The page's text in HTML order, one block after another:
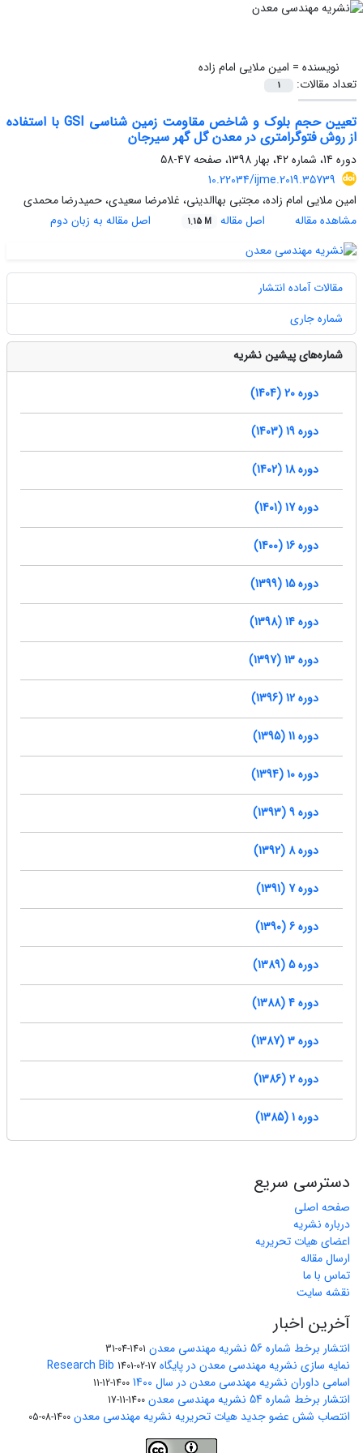
نویسنده = امین ملایی امام زاده
تعداد مقالات:
1
تعیین حجم بلوک و شاخص مقاومت زمین شناسی GSI با استفاده
از روش فتوگرامتری در معدن گل گهر سیرجان
دوره 14، شماره 42، بهار 1398، صفحه
47-58
10.22034/ijme.2019.35739
امین ملایی امام زاده، مجتبی بهاالدینی، غلامرضا سعیدی، حمیدرضا محمدی
مشاهده مقاله
اصل مقاله 1.15 M اصل مقاله به زبان دوم
مقالات آماده انتشار
شماره جاری
شماره‌های پیشین نشریه
دوره 20 (1404)
دوره 19 (1403)
دوره 18 (1402)
دوره 17 (1401)
دوره 16 (1400)
دوره 15 (1399)
دوره 14 (1398)
دوره 13 (1397)
دوره 12 (1396)
دوره 11 (1395)
دوره 10 (1394)
دوره 9 (1393)
دوره 8 (1392)
دوره 7 (1391)
دوره 6 (1390)
دوره 5 (1389)
دوره 4 (1388)
دوره 3 (1387)
دوره 2 (1386)
دوره 1 (1385)
دسترسی سریع
صفحه اصلی
درباره نشریه
اعضای هیات تحریریه
ارسال مقاله
تماس با ما
نقشه سایت
آخرین اخبار
انتشار برخط شماره 56 نشریه مهندسی معدن 1401-04-31
نمایه سازی نشریه مهندسی معدن در پایگاه Research Bib 1401-02-17
اسامی داوران نشریه مهندسی معدن در سال 1400 1400-12-11
انتشار برخط شماره 54 نشریه مهندسی معدن 1400-11-17
انتصاب شش عضو جدید هیات تحریریه نشریه مهندسی معدن 1400-08-05